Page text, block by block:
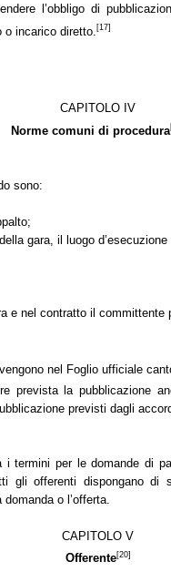
l’obbligo di
incarico diretto. [17]
CAPITOLO IV
Norme comuni di procedura
sono:
gara, il luogo
e nel contratto il committente
nel Foglio ufficiale
prevista la pubblicazione
previsti dagli
i termini per le domande di
gli offerenti dispongano di
o l’offerta.
CAPITOLO V
Offerente[20]